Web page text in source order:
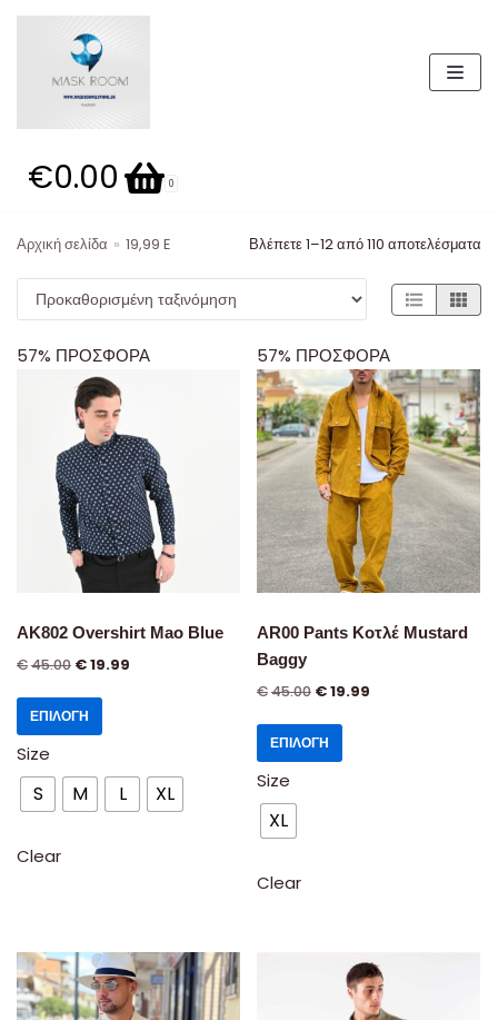
περιεχόμενο
€0.00 0
Αρχική σελίδα » 19,99 E Βλέπετε 1–12 από 110 αποτελέσματα
57% ΠΡΟΣΦΟΡΑ
AK802 Overshirt Mao Blue
€45.00 €19.99
ΕΠΙΛΟΓΉ
Size
S M L XL
Clear
57% ΠΡΟΣΦΟΡΑ
AR00 Pants Κοτλέ Mustard
Baggy
€45.00 €19.99
ΕΠΙΛΟΓΉ
Size
XL
Clear